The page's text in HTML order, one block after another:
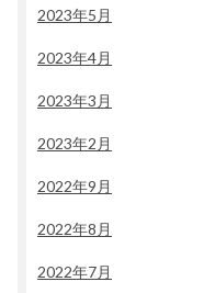
2023年5月
2023年4月
2023年3月
2023年2月
2022年9月
2022年8月
2022年7月